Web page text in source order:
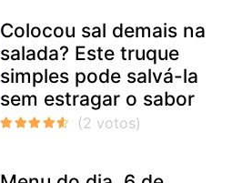
Colocou sal demais na
salada? Este truque
simples pode salvá-la
sem estragar o sabor